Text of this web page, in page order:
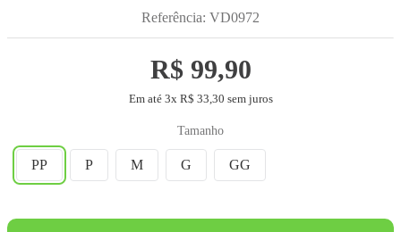
Referência: VD0972
R$ 99,90
Em até 3x R$ 33 30 sem juros
Tamanho
PP P M G GG
4
escapulário
5º
camiseta
6º
capelinha jesus santas chagas
7º
jesus santa chagas
pulseira
biblia sagrada